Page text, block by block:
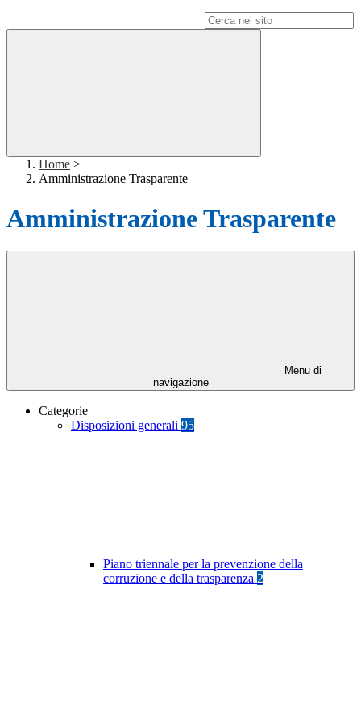
Home >
Amministrazione Trasparente
Amministrazione Trasparente
Menu di
navigazione
Categorie
Disposizioni generali 95
Piano triennale per la prevenzione della
corruzione e della trasparenza 2